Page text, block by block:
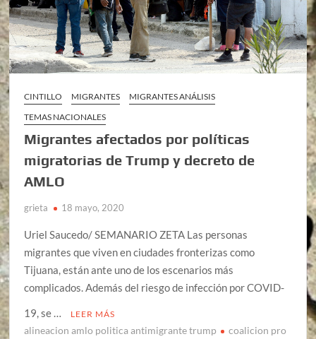
CINTILLO MIGRANTES
MIGRANTES ANÁLISIS
TEMAS NACIONALES
Migrantes afectados por políticas
migratorias de Trump y decreto de
AMLO
grieta 18 mayo, 2020
Uriel Saucedo/ SEMANARIO ZETA Las personas
migrantes que viven en ciudades fronterizas como
Tijuana, están ante uno de los escenarios más
complicados. Además del riesgo de infección por COVID-
19, se …
LEER MÁS
alineacion amlo politica antimigrante trump
coalicion pro